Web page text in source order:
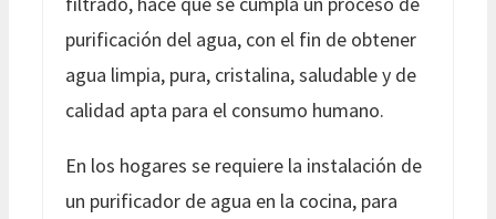
purificación del agua, con el fin de obtener
agua limpia, pura, cristalina, saludable y de
calidad apta para el consumo humano.
En los hogares se requiere la instalación de
un purificador de agua en la cocina, para